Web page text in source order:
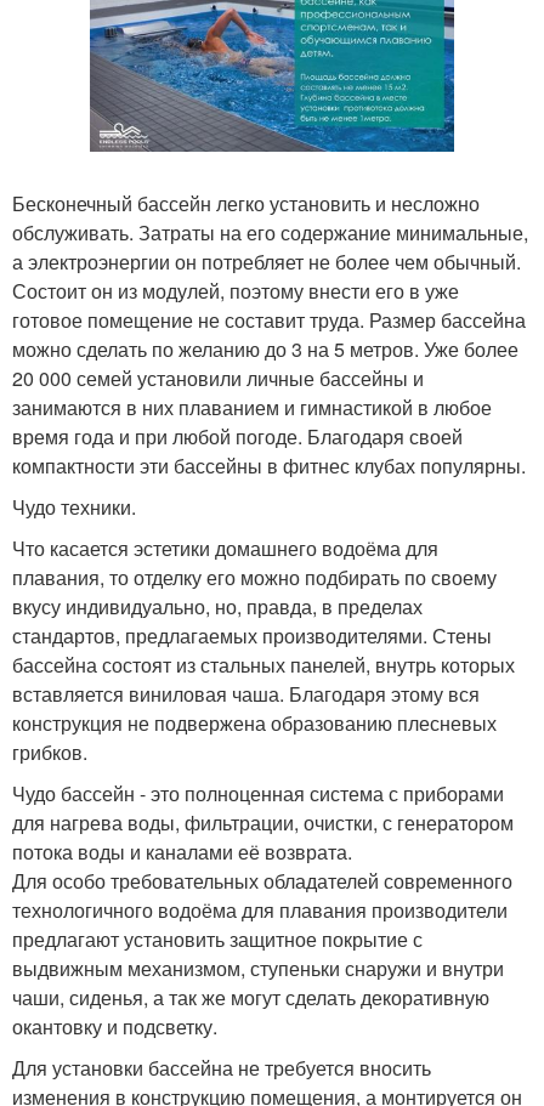
Бесконечный бассейн легко установить и несложно
обслуживать. Затраты на его содержание минимальные,
а электроэнергии он потребляет не более чем обычный.
Состоит он из модулей, поэтому внести его в уже
готовое помещение не составит труда. Размер бассейна
можно сделать по желанию до 3 на 5 метров. Уже более
20 000 семей установили личные бассейны и
занимаются в них плаванием и гимнастикой в любое
время года и при любой погоде. Благодаря своей
компактности эти бассейны в фитнес клубах популярны.
Чудо техники.
Что касается эстетики домашнего водоёма для
плавания, то отделку его можно подбирать по своему
вкусу индивидуально, но, правда, в пределах
стандартов, предлагаемых производителями. Стены
бассейна состоят из стальных панелей, внутрь которых
вставляется виниловая чаша. Благодаря этому вся
конструкция не подвержена образованию плесневых
грибков.
Чудо бассейн - это полноценная система с приборами
для нагрева воды, фильтрации, очистки, с генератором
потока воды и каналами её возврата.
Для особо требовательных обладателей современного
технологичного водоёма для плавания производители
предлагают установить защитное покрытие с
выдвижным механизмом, ступеньки снаружи и внутри
чаши, сиденья, а так же могут сделать декоративную
окантовку и подсветку.
Для установки бассейна не требуется вносить
изменения в конструкцию помещения, а монтируется он